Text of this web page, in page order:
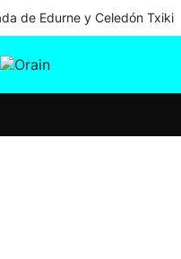
de Edurne y Celedón Txiki